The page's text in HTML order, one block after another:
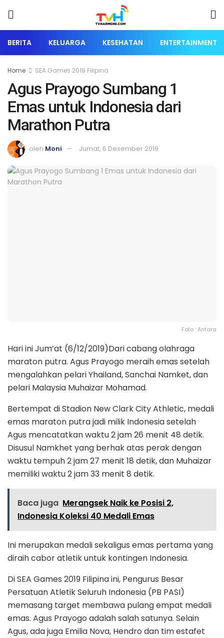
BERITA KELUARGA KESEHATAN ENTERTAINMENT
Home SEA Games 2019 Filipina
Agus Prayogo Sumbang 1
Emas untuk Indonesia dari
Marathon Putra
oleh Moni Jumat, 6 Desember 2019
Foto : Antara
Hari ini Jum’at (6/12/2019)Dari cabang olahraga
maraton putra. Agus Prayogo meraih emas setelah
mengalahkan pelari Yhailand, Sanchai Namket, dan
pelari Malaysia Muhaizar Mohamad.
Bertempat di Stadion New Clark City Athletic, medali
emas maraton putra jadi milik Indonesia setelah
Agus mencatatkan waktu 2 jam 26 menit 48 detik.
Disusul Namkhet yang berhak atas perak dengan
waktu tempuh 2 jam 27 menit 18 detik, dan Muhaizar
memiliki waktu 2 jam 33 menit 8 detik.
Baca juga Merangsek Naik ke Posisi 2,
Indonesia Koleksi 40 Medali Emas
Ini merupakan medali sekaligus emas pertama yang
diraih cabor atletik untuk kontingen Indonesia.
Di SEA Games 2019 Filipina ini, Pengurus Besar
Persatuan Atletik Seluruh Indonesia (PB PASI)
memasang target membawa pulang empat medali
emas. Agus Prayogo adalah salah satunya. Selain
Agus, ada juga Emilia Nova, Hendro dan tim estafet